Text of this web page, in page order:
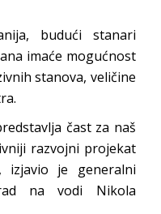
budući stanari
imaće mogućnost
stanova, veličine
čast za naš
razvojni projekat
je generalni
na vodi Nikola